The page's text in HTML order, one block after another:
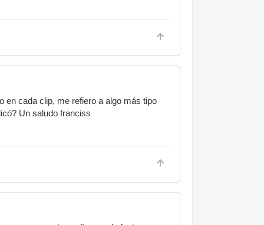
en cada clip, me refiero a algo más tipo
Un saludo franciss